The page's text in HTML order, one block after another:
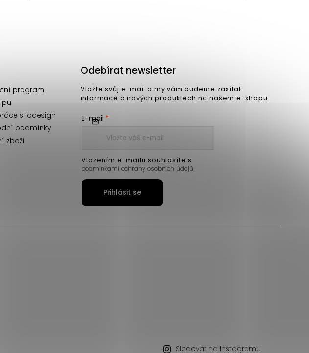
program
s iodesign
podmínky
zboží
Sledovat na Instagramu
Odebírat newsletter
Vložte svůj e-mail a my vám budeme zasílat
informace o nových produktech na našem e-shopu.
E-mail
Vložením e-mailu souhlasíte s
podmínkami ochrany osobních údajů
Přihlásit se